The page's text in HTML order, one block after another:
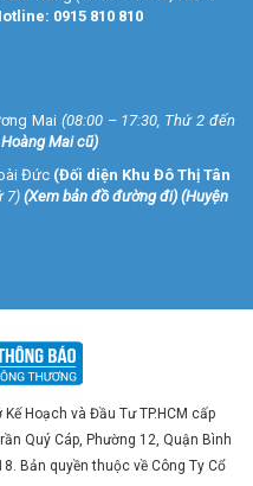
0915 810 810
Mai (08:00 – 17:30, Thứ 2 đến
Mai cũ)
Đức (Đối diện Khu Đô Thị Tân
7) (Xem bản đồ đường đi) (Huyện
Hoạch và Đầu Tư TP.HCM cấp
Quý Cáp, Phường 12, Quận Bình
Bản quyền thuộc về Công Ty Cổ